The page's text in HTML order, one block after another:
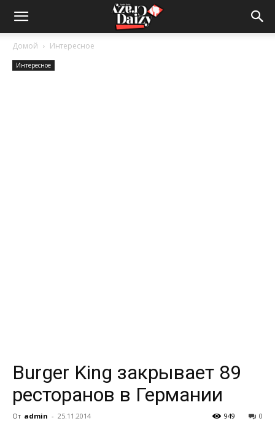
Crazy-
Daizy
Домой Интересное
Интересное
Burger King закрывает 89
ресторанов в Германии
От admin - 25.11.2014 0
949